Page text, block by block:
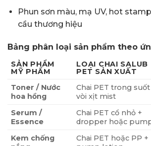
Phun sơn màu, mạ UV, hot
cầu thương hiệu
Bảng phân loại sản phẩm theo
SẢN PHẨM
MỸ PHẨM
LOẠI CHAI SALUB
PET SẢN XUẤT
Toner / Nước
hoa hồng
Chai PET trong suốt
vòi xịt mist
Serum /
Essence
Chai PET cổ nhỏ +
dropper hoặc
Kem chống
Chai PET hoặc PP +